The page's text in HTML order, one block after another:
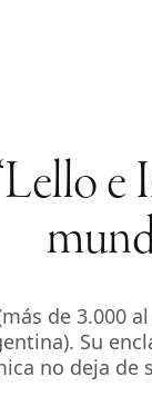
e
de 3.000
Su
no deja de